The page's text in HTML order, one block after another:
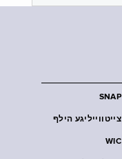
SNAP
צייטווייליגע הילף
WIC